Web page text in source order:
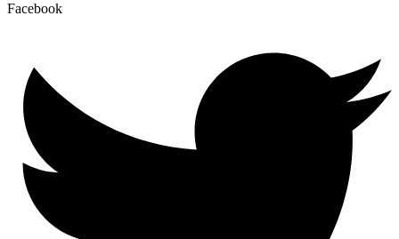
Facebook